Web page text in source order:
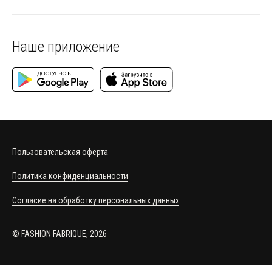
Наше приложение
© FASHION FABRIQUE, 2026
Пользовательская оферта
Политика конфиденциальности
Согласие на обработку персональных данных